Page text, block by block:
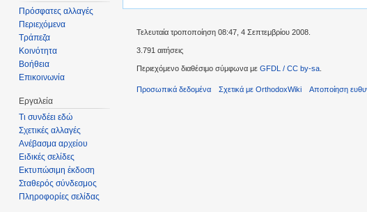
Πρόσφατες αλλαγές
Περιεχόμενα
Τράπεζα
Κοινότητα
Βοήθεια
Επικοινωνία
Εργαλεία
Τι συνδέει εδώ
Σχετικές αλλαγές
Ανέβασμα αρχείου
Ειδικές σελίδες
Εκτυπώσιμη έκδοση
Σταθερός σύνδεσμος
Πληροφορίες σελίδας
Τελευταία τροποποίηση 08:47, 4 Σεπτεμβρίου 2008.
3.791 αιτήσεις
Περιεχόμενο διαθέσιμο σύμφωνα με GFDL / CC by-sa
Προσωπικά δεδομένα Σχετικά με OrthodoxWiki Αποποίηση